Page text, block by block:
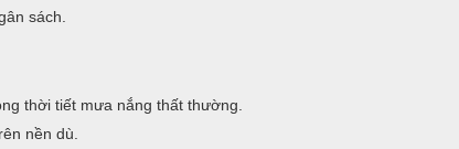
sách.
thời tiết mưa nắng thất thường.
nền dù.